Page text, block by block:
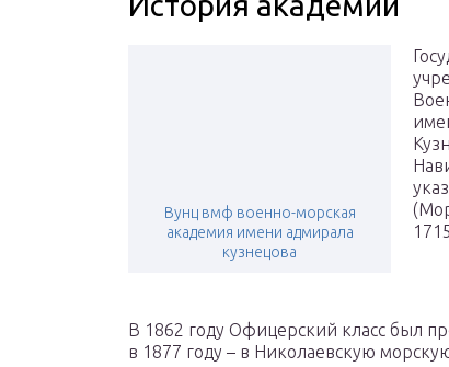
Вунц вмф военно-морская
академия имени адмирала
кузнецова
В 1862 году Офицерский класс был
в 1877 году – в Николаевскую